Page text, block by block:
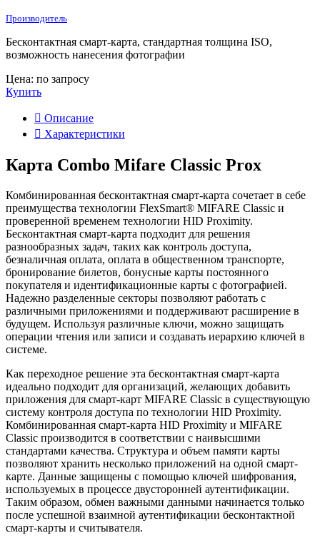
Производитель
Бесконтактная смарт-карта, стандартная толщина ISO,
возможность нанесения фотографии
Цена: по запросу
Купить
Описание
Характеристики
Карта Combo Mifare Classic Prox
Комбинированная бесконтактная смарт-карта сочетает в себе
преимущества технологии FlexSmart® MIFARE Classic и
проверенной временем технологии HID Proximity.
Бесконтактная смарт-карта подходит для решения
разнообразных задач, таких как контроль доступа,
безналичная оплата, оплата в общественном транспорте,
бронирование билетов, бонусные карты постоянного
покупателя и идентификационные карты с фотографией.
Надежно разделенные секторы позволяют работать с
различными приложениями и поддерживают расширение в
будущем. Используя различные ключи, можно защищать
операции чтения или записи и создавать иерархию ключей в
системе.
Как переходное решение эта бесконтактная смарт-карта
идеально подходит для организаций, желающих добавить
приложения для смарт-карт MIFARE Classic в существующую
систему контроля доступа по технологии HID Proximity.
Комбинированная смарт-карта HID Proximity и MIFARE
Classic производится в соответствии с наивысшими
стандартами качества. Структура и объем памяти карты
позволяют хранить несколько приложений на одной смарт-
карте. Данные защищены с помощью ключей шифрования,
используемых в процессе двусторонней аутентификации.
Таким образом, обмен важными данными начинается только
после успешной взаимной аутентификации бесконтактной
смарт-карты и считывателя.